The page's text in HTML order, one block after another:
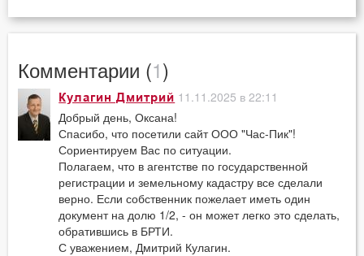
Комментарии (1)
Кулагин Дмитрий 11.11.2025 в 22:11
Добрый день, Оксана!
Спасибо, что посетили сайт ООО "Час-Пик"!
Сориентируем Вас по ситуации.
Полагаем, что в агентстве по государственной
регистрации и земельному кадастру все сделали
верно. Если собственник пожелает иметь один
документ на долю 1/2, - он может легко это сделать,
обратившись в БРТИ.
С уважением, Дмитрий Кулагин.